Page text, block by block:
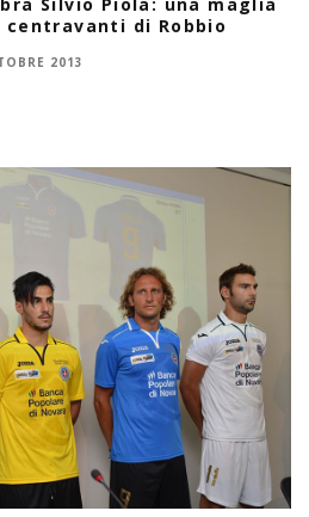
di Robbio
2013